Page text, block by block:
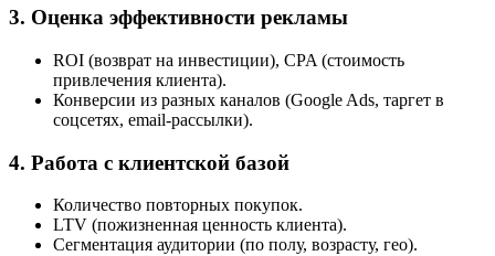
3. Оценка эффективности рекламы
ROI (возврат на инвестиции), CPA (стоимость
привлечения клиента).
Конверсии из разных каналов (Google Ads, таргет в
соцсетях, email-рассылки).
4. Работа с клиентской базой
Количество повторных покупок.
LTV (пожизненная ценность клиента).
Сегментация аудитории (по полу, возрасту, гео).